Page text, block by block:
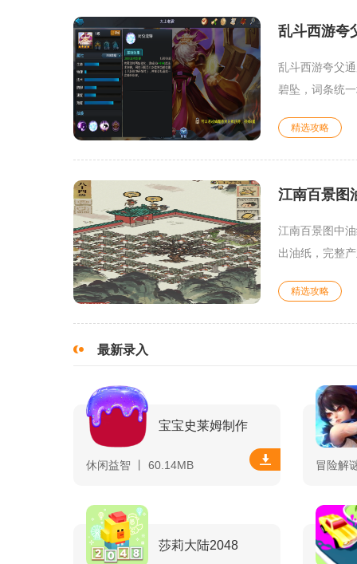
乱斗西游夸
乱斗西游夸父
碧坠，词条统
精选攻略
江南百景图
江南百景图中
出油纸，完整
精选攻略
最新录入
宝宝史莱姆制作
休闲益智 丨 60.14MB 冒险解
莎莉大陆2048